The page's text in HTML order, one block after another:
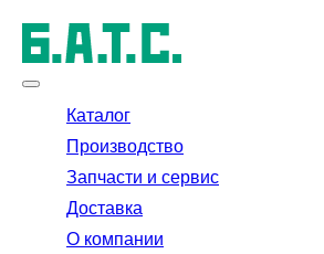
Каталог
Производство
Запчасти и сервис
Доставка
О компании